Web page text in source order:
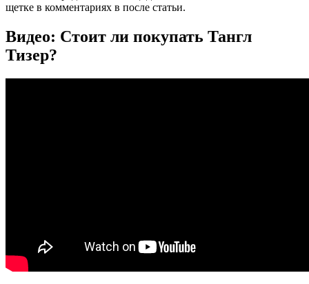
щетке в комментариях в после статьи.
Видео: Стоит ли покупать Тангл
Тизер?